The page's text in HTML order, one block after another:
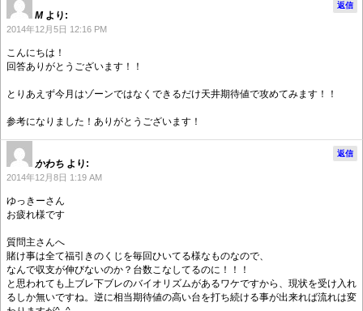
M より:
2014年12月5日 12:16 PM
こんにちは！
回答ありがとうございます！！
とりあえず今月はゾーンではなくできるだけ天井期待値で攻めてみます！！
参考になりました！ありがとうございます！
返信
かわち より:
2014年12月8日 1:19 AM
ゆっきーさん
お疲れ様です
質問主さんへ
賭け事は全て福引きのくじを毎回ひいてる様なものなので、
なんで収支が伸びないのか？台数こなしてるのに！！！
と思われても上ブレ下ブレのバイオリズムがあるワケですから、現状を受け入れ
るしか無いですね。逆に相当期待値の高い台を打ち続ける事が出来れば流れは変
返信